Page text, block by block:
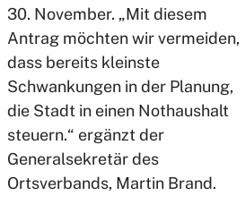
30. November. „Mit diesem
Antrag möchten wir vermeiden,
dass bereits kleinste
Schwankungen in der Planung,
die Stadt in einen Nothaushalt
steuern.“ ergänzt der
Generalsekretär des
Ortsverbands, Martin Brand.